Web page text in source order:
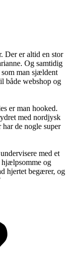
Der er altid en stor
Og samtidig
man sjældent
både webshop og
er man hooked.
med nordjysk
de nogle super
med et
hjælpsomme og
hjertet begærer, og